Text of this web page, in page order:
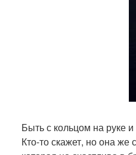
Быть с кольцом на руке
Кто-то скажет, но она